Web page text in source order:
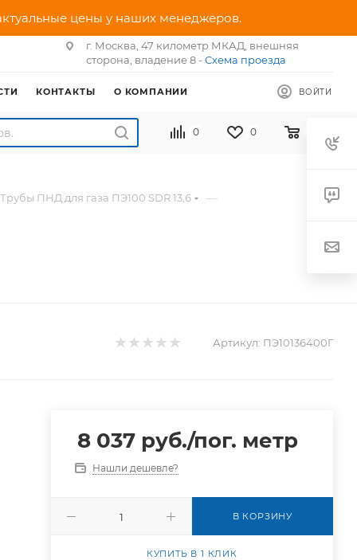
цены у наших менеджеров.
г. Москва, 47 километр МКАД, внешняя
сторона, владение 8 - Схема проезда
ВОЙТИ
КОНТАКТЫ О КОМПАНИИ
0 0
Трубы ПНД для газа ПЭ100 SDR 13,6 —
Артикул: ПЭ10136400Г
8 037руб./пог. метр
Нашли дешевле?
В КОРЗИНУ
КУПИТЬ В 1 КЛИК